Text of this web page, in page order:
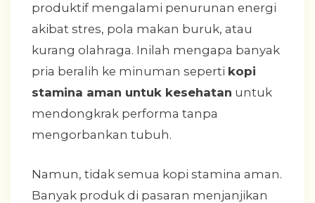
produktif mengalami penurunan energi
akibat stres, pola makan buruk, atau
kurang olahraga. Inilah mengapa banyak
pria beralih ke minuman seperti kopi
stamina aman untuk kesehatan untuk
mendongkrak performa tanpa
mengorbankan tubuh.
Namun, tidak semua kopi stamina aman.
Banyak produk di pasaran menjanjikan